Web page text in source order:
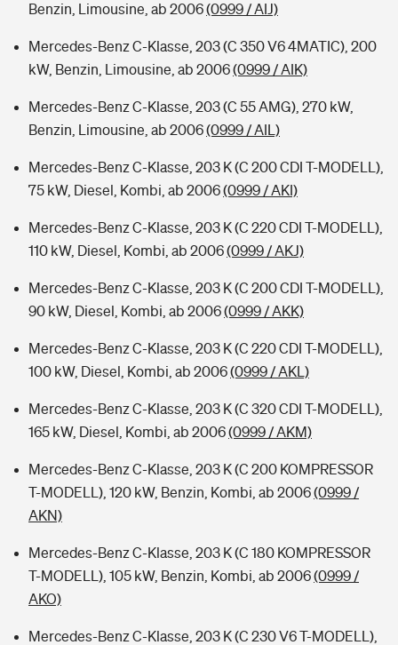
Benzin, Limousine, ab 2006(0999 / AIJ)
Mercedes-Benz C-Klasse, 203 (C 350 V6 4MATIC), 200
kW, Benzin, Limousine, ab 2006(0999 / AIK)
Mercedes-Benz C-Klasse, 203 (C 55 AMG), 270 kW,
Benzin, Limousine, ab 2006(0999 / AIL)
Mercedes-Benz C-Klasse, 203 K (C 200 CDI T-MODELL),
75 kW, Diesel, Kombi, ab 2006(0999 / AKI)
Mercedes-Benz C-Klasse, 203 K (C 220 CDI T-MODELL),
110 kW, Diesel, Kombi, ab 2006(0999 / AKJ)
Mercedes-Benz C-Klasse, 203 K (C 200 CDI T-MODELL),
90 kW, Diesel, Kombi, ab 2006(0999 / AKK)
Mercedes-Benz C-Klasse, 203 K (C 220 CDI T-MODELL),
100 kW, Diesel, Kombi, ab 2006(0999 / AKL)
Mercedes-Benz C-Klasse, 203 K (C 320 CDI T-MODELL),
165 kW, Diesel, Kombi, ab 2006(0999 / AKM)
Mercedes-Benz C-Klasse, 203 K (C 200 KOMPRESSOR
T-MODELL), 120 kW, Benzin, Kombi, ab 2006(0999 /
AKN)
Mercedes-Benz C-Klasse, 203 K (C 180 KOMPRESSOR
T-MODELL), 105 kW, Benzin, Kombi, ab 2006(0999 /
AKO)
Mercedes-Benz C-Klasse, 203 K (C 230 V6 T-MODELL),